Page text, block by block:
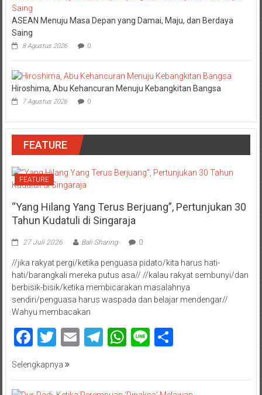
ASEAN Menuju Masa Depan yang Damai, Maju, dan Berdaya
Saing
8 Agustus 2026 0
Hiroshima, Abu Kehancuran Menuju Kebangkitan Bangsa
7 Agustus 2026 0
FEATURE
FEATURE
“Yang Hilang Yang Terus Berjuang”, Pertunjukan 30
Tahun Kudatuli di Singaraja
27 Juli 2026 Bali Sharing 0
//jika rakyat pergi/ketika penguasa pidato/kita harus hati-
hati/barangkali mereka putus asa// //kalau rakyat sembunyi/dan
berbisik-bisik/ketika membicarakan masalahnya
sendiri/penguasa harus waspada dan belajar mendengar//
Wahyu membacakan
Facebook
Twitter
EmailTelegram
WhatsApp
LineShare
Selengkapnya